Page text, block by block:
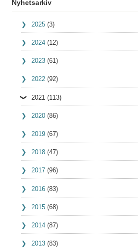
Nyhetsarkiv
2025 (3)
2024 (12)
2023 (61)
2022 (92)
2021 (113)
2020 (86)
2019 (67)
2018 (47)
2017 (96)
2016 (83)
2015 (68)
2014 (87)
2013 (83)